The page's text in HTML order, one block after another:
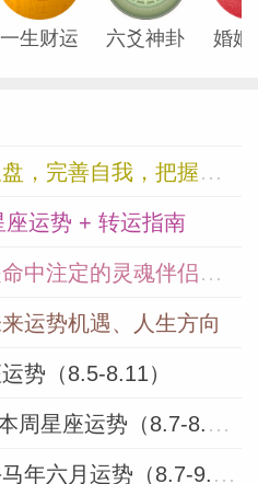
剂。
系，挖出之前尚未解
幼年时期与父母之间
个人净化，然后获得
系，通常是与母亲或
建立的。
一生财运 六爻神卦 婚姻
完善自我，把握未来
运势 + 转运指南
注定的灵魂伴侣吗？
运势机遇、人生方向
势（8.5-8.11）
星座运势（8.7-8.13）
六月运势（8.7-9.6）